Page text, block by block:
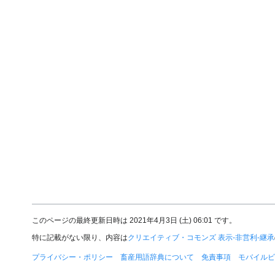
このページの最終更新日時は 2021年4月3日 (土) 06:01 です。
特に記載がない限り、内容はクリエイティブ・コモンズ 表示-非営利-継承
プライバシー・ポリシー 畜産用語辞典について 免責事項 モバイル